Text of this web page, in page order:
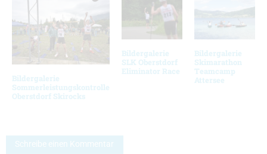
Bildergalerie
Sommerleistungskontrolle
Oberstdorf Skirocks
Bildergalerie
SLK Oberstdorf
Eliminator Race
Bildergalerie
Skimarathon
Teamcamp
Attersee
Schreibe einen Kommentar